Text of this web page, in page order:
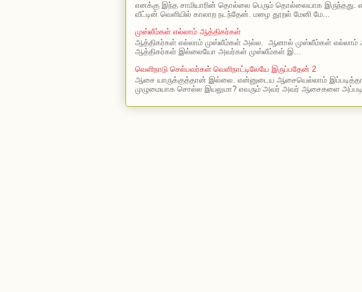
எனக்கு இந்த சாமியாரின் தொல்லை பெரும் தொல்லையாக
வீட்டின் வெளியில் காலாற நடந்தேன். மழை தூறல் மேனி மே...
முஸ்லீம்கள் எல்லாம் ஆத்திகர்கள்
ஆத்திகர்கள் எல்லாம் முஸ்லீம்கள் அல்ல. ஆனால் முஸ்லீம்கள் எல்லாம்
ஆத்திகர்கள் இல்லையோ அவர்கள் முஸ்லீம்கள் இ...
வெளிநாடு செல்பவர்கள் வெளிநாட்டிலேயே இருப்பதேன் 2
ஆசை யாருக்குத்தான் இல்லை. என்னுடைய ஆசையெல்லாம்
முழுமையாக சொல்ல இயலுமா? எவரும் அவர் அவர் ஆசைகளை